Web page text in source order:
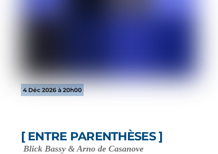
4 Déc 2026 à 20h00
[ ENTRE PARENTHÈSES ]
Blick Bassy & Arno de Casanove